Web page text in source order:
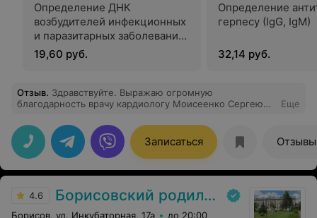
Определение ДНК
возбудителей инфекционных
и паразитарных заболеваний
методом (ПЦР) ВПГ герпес
1,2 типа
19,60 руб.
Определение
герпесу (IgG, IgM)
32,14 руб.
Отзыв. Здравствуйте. Выражаю огромную
благодарность врачу кардиологу Моисеенко Сергею
лечение моих обоих родителей.
Еще
Записаться Отзывы
4.6 Борисовский родильный дом
Борисов, ул. Инкубаторная, 17а до 20:00